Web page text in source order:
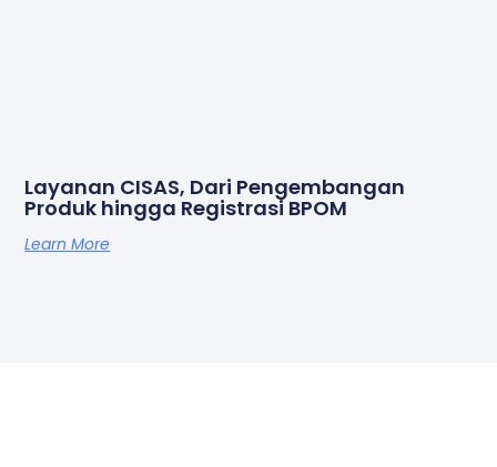
Layanan CISAS, Dari Pengembangan
Produk hingga Registrasi BPOM
Learn More